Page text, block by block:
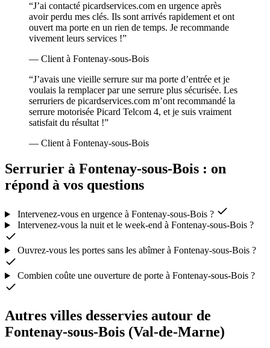
“J’ai contacté picardservices.com en urgence après
avoir perdu mes clés. Ils sont arrivés rapidement et ont
ouvert ma porte en un rien de temps. Je recommande
vivement leurs services !”
— Client à Fontenay-sous-Bois
“J’avais une vieille serrure sur ma porte d’entrée et je
voulais la remplacer par une serrure plus sécurisée. Les
serruriers de picardservices.com m’ont recommandé la
serrure motorisée Picard Telcom 4, et je suis vraiment
satisfait du résultat !”
— Client à Fontenay-sous-Bois
Serrurier à Fontenay-sous-Bois : on
répond à vos questions
Intervenez-vous en urgence à Fontenay-sous-Bois ?
Intervenez-vous la nuit et le week-end à Fontenay-sous-Bois ?
Ouvrez-vous les portes sans les abîmer à Fontenay-sous-Bois ?
Combien coûte une ouverture de porte à Fontenay-sous-Bois ?
Autres villes desservies autour de
Fontenay-sous-Bois (Val-de-Marne)